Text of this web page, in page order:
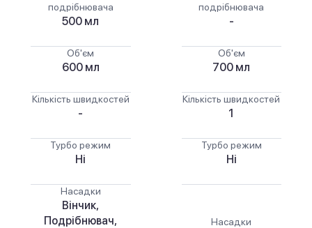
подрібнювача
500 мл
Об'єм
600 мл
Кількість швидкостей
-
Турбо режим
Ні
Насадки
Вінчик,
Подрібнювач,
подрібнювача
-
Об'єм
700 мл
Кількість швидкостей
1
Турбо режим
Ні
Насадки